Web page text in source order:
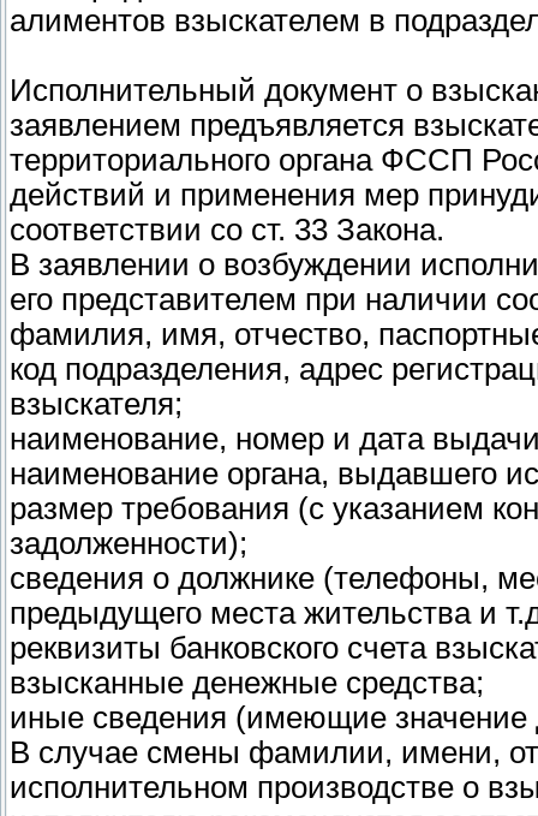
алиментов взыскателем в
Исполнительный документ о
заявлением предъявляется
территориального органа ФССП
действий и применения мер
соответствии со ст. 33 Закона.
В заявлении о возбуждении
его представителем при наличии
фамилия, имя, отчество,
код подразделения, адрес
взыскателя;
наименование, номер и дата
наименование органа, выдавшего
размер требования (с указанием
задолженности);
сведения о должнике (телефоны,
предыдущего места жительства и
реквизиты банковского счета
взысканные денежные средства;
иные сведения (имеющие значение
В случае смены фамилии, имени,
исполнительном производстве о